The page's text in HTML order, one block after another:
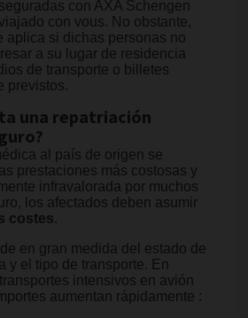
con AXA Schengen
con vous. No obstante,
aplica si dichas personas no
a su lugar de residencia
de transporte o billetes
previstos.
una repatriación
al país de origen se
prestaciones más costosas y
infravalorada por muchos
los afectados deben asumir
costes.
en gran medida del estado de
y el tipo de transporte. En
intensivos en avión
aumentan rápidamente :